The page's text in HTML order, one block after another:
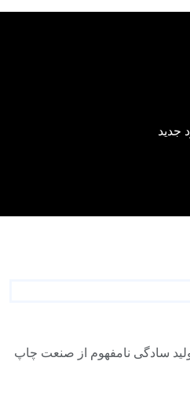
جدید
سادگی نامفهوم از صنعت چاپ